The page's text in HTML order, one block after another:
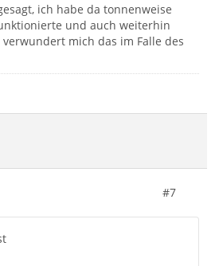
ich habe da tonnenweise
und auch weiterhin
mich das im Falle des
#7